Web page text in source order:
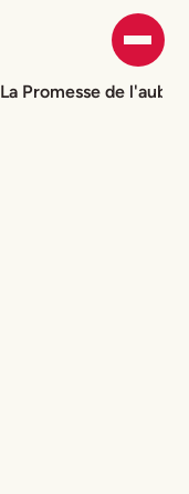
La Promesse de l'aube